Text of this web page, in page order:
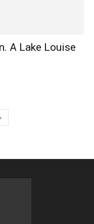
A Lake Louise